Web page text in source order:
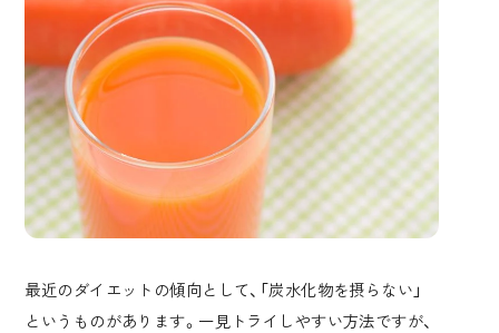
最近のダイエットの傾向として、「炭水化物を摂らない」
というものがあります。一見トライしやすい方法ですが、